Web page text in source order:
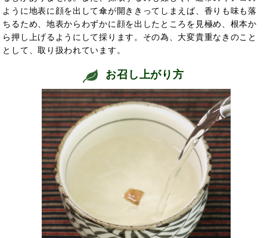
ように地表に顔を出して傘が開ききってしまえば、香りも味も落
ちるため、地表からわずかに顔を出したところを見極め、根本か
ら押し上げるようにして採ります。その為、大変貴重なきのこと
として、取り扱われています。
お召し上がり方